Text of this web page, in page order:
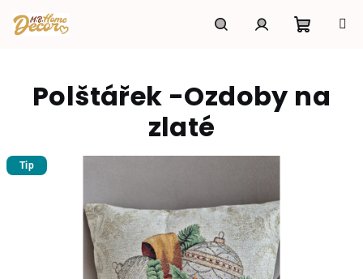
obsah
košík
Polštářek -Ozdoby na
zlaté
Tip